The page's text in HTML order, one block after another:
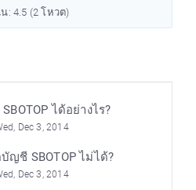
: 4.5 (2 โหวต)
ได้อย่างไร?
Dec 3, 2014
ญชี SBOTOP ไม่ได้?
Dec 3, 2014